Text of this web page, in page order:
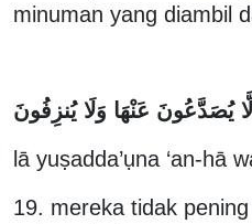
minuman yang diambil
lā yuṣadda’ụna ‘an-hā
19. mereka tidak